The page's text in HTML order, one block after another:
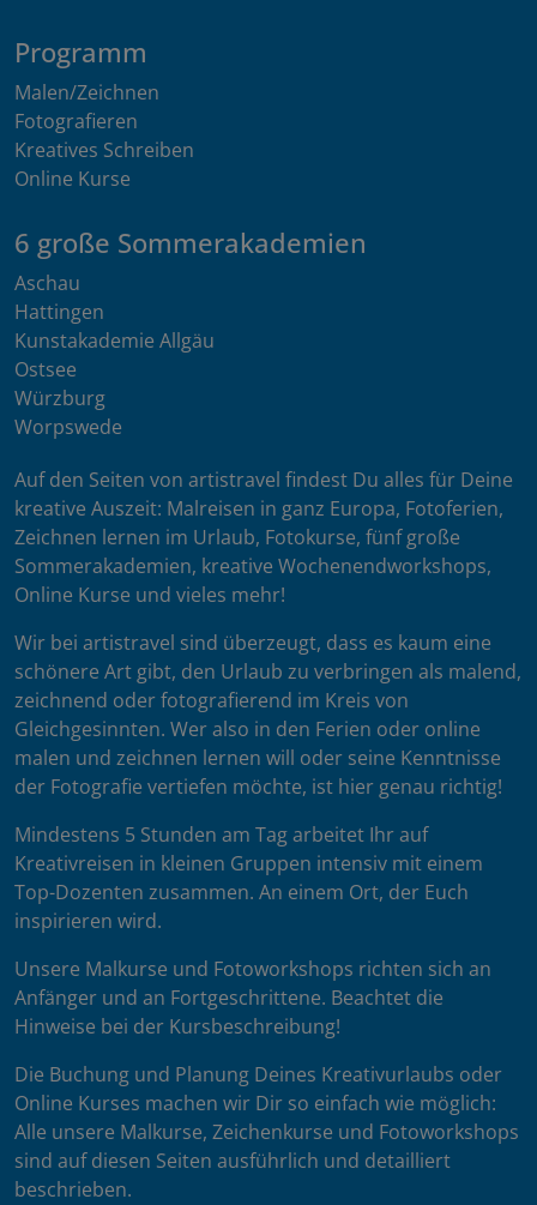
Programm
Malen/Zeichnen
Fotografieren
Kreatives Schreiben
Online Kurse
6 große Sommerakademien
Aschau
Hattingen
Kunstakademie Allgäu
Ostsee
Würzburg
Worpswede
Auf den Seiten von artistravel findest Du alles für Deine
kreative Auszeit: Malreisen in ganz Europa, Fotoferien,
Zeichnen lernen im Urlaub, Fotokurse, fünf große
Sommerakademien, kreative Wochenendworkshops,
Online Kurse und vieles mehr!
Wir bei artistravel sind überzeugt, dass es kaum eine
schönere Art gibt, den Urlaub zu verbringen als malend,
zeichnend oder fotografierend im Kreis von
Gleichgesinnten. Wer also in den Ferien oder online
malen und zeichnen lernen will oder seine Kenntnisse
der Fotografie vertiefen möchte, ist hier genau richtig!
Mindestens 5 Stunden am Tag arbeitet Ihr auf
Kreativreisen in kleinen Gruppen intensiv mit einem
Top-Dozenten zusammen. An einem Ort, der Euch
inspirieren wird.
Unsere Malkurse und Fotoworkshops richten sich an
Anfänger und an Fortgeschrittene. Beachtet die
Hinweise bei der Kursbeschreibung!
Die Buchung und Planung Deines Kreativurlaubs oder
Online Kurses machen wir Dir so einfach wie möglich:
Alle unsere Malkurse, Zeichenkurse und Fotoworkshops
sind auf diesen Seiten ausführlich und detailliert
beschrieben.